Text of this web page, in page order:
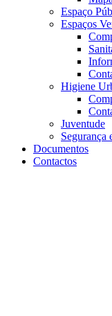
Espaço
Espaços
Higiene
Juventude
Segurança
Documentos
Contactos